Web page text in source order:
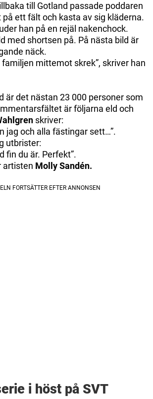
till Gotland passade poddaren
ett fält och kasta av sig kläderna.
han på en rejäl nakenchock.
med shortsen på. På nästa bild är
näck.
familjen mittemot skrek”, skriver han
är det nästan 23 000 personer som
är följarna eld och
skriver:
jag och alla fästingar sett…”.
utbrister:
fin du är. Perfekt”.
artisten Molly Sandén.
i höst på SVT